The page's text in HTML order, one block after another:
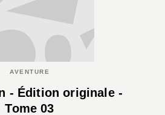
AVENTURE
- Édition originale -
Tome 03